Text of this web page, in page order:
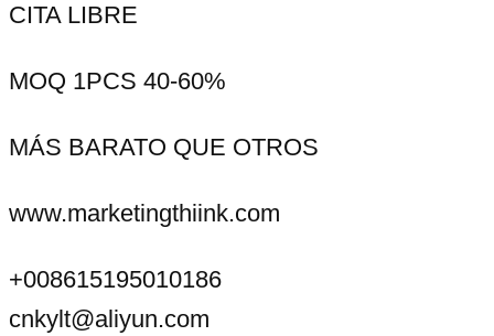
CITA LIBRE
MOQ 1PCS 40-60%
MÁS BARATO QUE OTROS
www.marketingthiink.com
+008615195010186
cnkylt@aliyun.com